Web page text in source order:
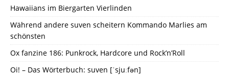
Hawaiians im Biergarten Vierlinden
Während andere suven scheitern Kommando Marlies am
schönsten
Ox fanzine 186: Punkrock, Hardcore und Rock’n’Roll
Oi! – Das Wörterbuch: suven [ˈsjuːfən]